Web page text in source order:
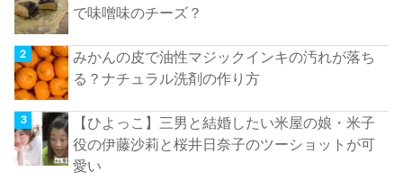
で味噌味のチーズ？
みかんの皮で油性マジックインキの汚れが落ち
る？ナチュラル洗剤の作り方
【ひよっこ】三男と結婚したい米屋の娘・米子
役の伊藤沙莉と桜井日奈子のツーショットが可
愛い